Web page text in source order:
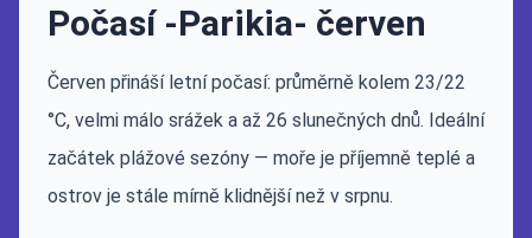
Počasí -Parikia- červen
Červen přináší letní počasí: průměrně kolem 23/22
°C, velmi málo srážek a až 26 slunečných dnů. Ideální
začátek plážové sezóny — moře je příjemně teplé a
ostrov je stále mírně klidnější než v srpnu.